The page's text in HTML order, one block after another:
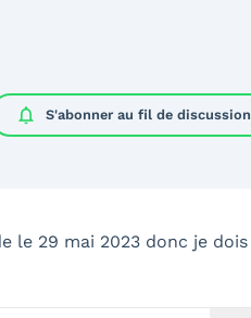
notifications S'abonner au fil de discussion
le 29 mai 2023 donc je dois